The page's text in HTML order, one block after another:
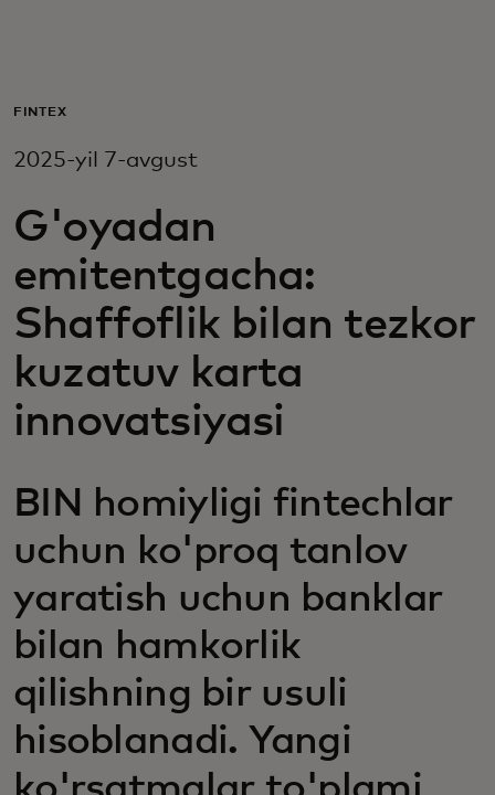
Biznes uchun
Innovatorlar uchun
Yangiliklar va trendlar
FINTEX
2025-yil 7-avgust
G'oyadan
emitentgacha:
Shaffoflik bilan tezkor
kuzatuv karta
innovatsiyasi
BIN homiyligi fintechlar
uchun ko'proq tanlov
yaratish uchun banklar
bilan hamkorlik
qilishning bir usuli
hisoblanadi. Yangi